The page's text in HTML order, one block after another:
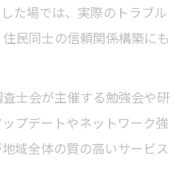
た場では、実際のトラブル
民同士の信頼関係構築にも
士会が主催する勉強会や研
プデートやネットワーク強
域全体の質の高いサービス